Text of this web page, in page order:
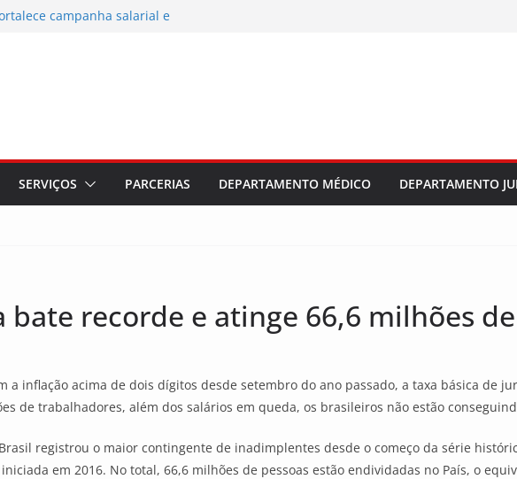
campanha salarial e
Bigornão
SERVIÇOS PARCERIAS DEPARTAMENTO MÉDICO DEPARTAMENTO
recorde e atinge 66,6 milhões
a inflação acima de dois dígitos desde setembro do ano passado, a taxa básica de
de trabalhadores, além dos salários em queda, os brasileiros não estão
registrou o maior contingente de inadimplentes desde o começo da série
em 2016. No total, 66,6 milhões de pessoas estão endividadas no País, o